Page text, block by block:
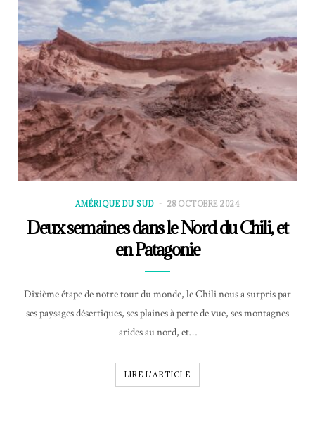
AMÉRIQUE DU SUD 28 OCTOBRE 2024
Deux semaines dans le Nord du Chili, et
en Patagonie
Dixième étape de notre tour du monde, le Chili nous a surpris par
ses paysages désertiques, ses plaines à perte de vue, ses montagnes
arides au nord, et…
LIRE L'ARTICLE